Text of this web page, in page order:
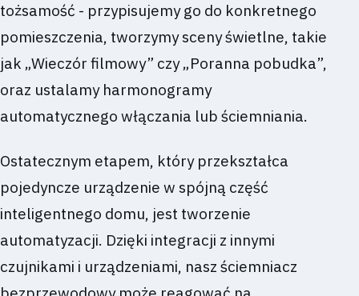
tożsamość - przypisujemy go do konkretnego
pomieszczenia, tworzymy sceny świetlne, takie
jak „Wieczór filmowy” czy „Poranna pobudka”,
oraz ustalamy harmonogramy
automatycznego włączania lub ściemniania.
Ostatecznym etapem, który przekształca
pojedyncze urządzenie w spójną część
inteligentnego domu, jest tworzenie
automatyzacji. Dzięki integracji z innymi
czujnikami i urządzeniami, nasz ściemniacz